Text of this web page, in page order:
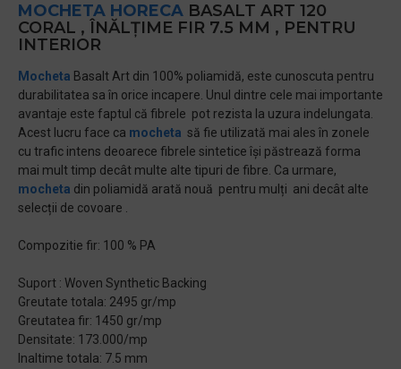
MOCHETA HORECA BASALT ART 120
CORAL , ÎNĂLȚIME FIR 7.5 MM , PENTRU
INTERIOR
Mocheta Basalt Art din 100% poliamidă, este cunoscuta pentru
durabilitatea sa în orice incapere. Unul dintre cele mai importante
avantaje este faptul că fibrele pot rezista la uzura indelungata.
Acest lucru face ca mocheta să fie utilizată mai ales în zonele
cu trafic intens deoarece fibrele sintetice își păstrează forma
mai mult timp decât multe alte tipuri de fibre. Ca urmare,
mocheta din poliamidă arată nouă pentru mulți ani decât alte
selecții de covoare .
Compozitie fir: 100 % PA
Suport : Woven Synthetic Backing
Greutate totala: 2495 gr/mp
Greutatea fir: 1450 gr/mp
Densitate: 173.000/mp
Inaltime totala: 7.5 mm